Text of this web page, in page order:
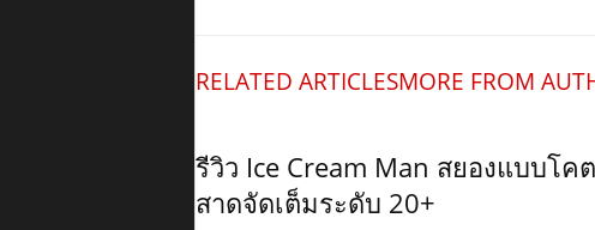
RELATED ARTICLESMORE FROM
รีวิว Ice Cream Man สยองแบบโ
สาดจัดเต็มระดับ 20+